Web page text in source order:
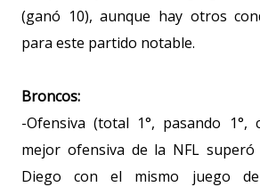
(ganó 10), aunque hay otros
para este partido notable.
Broncos:
-Ofensiva (total 1°, pasando 1°,
mejor ofensiva de la NFL superó
Diego con el mismo juego